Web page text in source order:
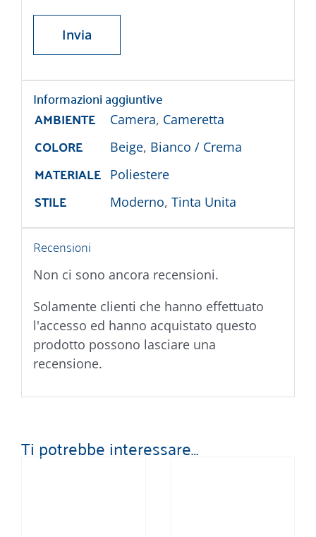
Informazioni aggiuntive
AMBIENTE
Camera, Cameretta
COLORE Beige, Bianco / Crema
MATERIALE Poliestere
STILE Moderno, Tinta Unita
Recensioni
Non ci sono ancora recensioni.
Solamente clienti che hanno effettuato
l'accesso ed hanno acquistato questo
prodotto possono lasciare una
recensione.
Ti potrebbe interessare…